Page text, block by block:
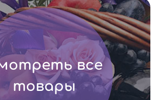
все
товары